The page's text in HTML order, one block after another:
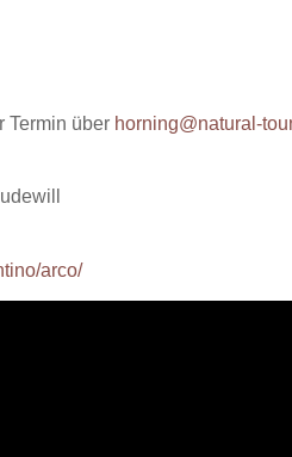
Termin über horning@natural-
arco/